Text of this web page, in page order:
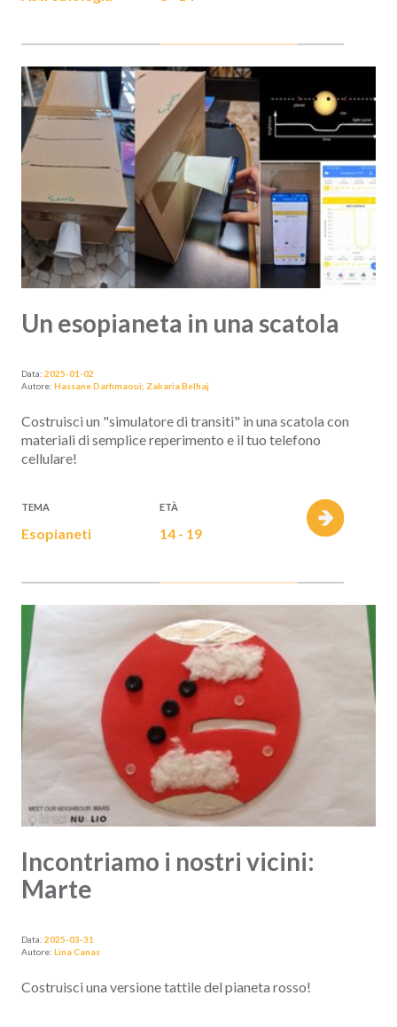
Un esopianeta in una scatola
Data: 2025-01-02
Autore: Hassane Darhmaoui; Zakaria Belhaj
Costruisci un "simulatore di transiti" in una scatola con
materiali di semplice reperimento e il tuo telefono
cellulare!
TEMA
Esopianeti
ETÀ
14 - 19
Incontriamo i nostri vicini:
Marte
Data: 2025-03-31
Autore: Lina Canas
Costruisci una versione tattile del pianeta rosso!